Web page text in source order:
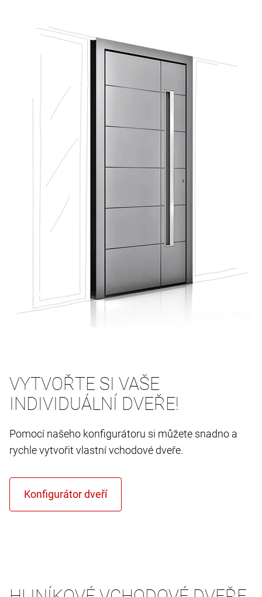
VYTVOŘTE SI VAŠE
INDIVIDUÁLNÍ DVEŘE!
Pomocí našeho konfigurátoru si můžete snadno a
rychle vytvořit vlastní vchodové dveře.